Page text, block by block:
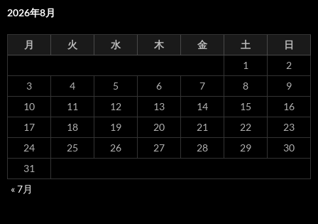
2026年8月
月 火 水 木 金 土
日
1
2
3
4 5 6 7 8
9
10
11 12 13 14 15
16
17
18 19 20 21 22
23
24
25 26 27 28 29
30
31
« 7月